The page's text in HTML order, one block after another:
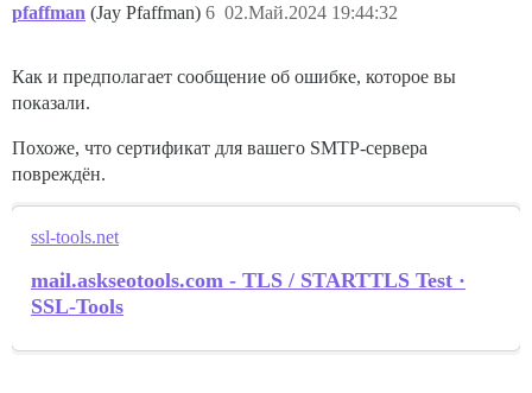
pfaffman (Jay Pfaffman) 02.Май.2024 19:44:32
6
Как и предполагает сообщение об ошибке, которое вы
показали.
Похоже, что сертификат для вашего SMTP-сервера
повреждён.
ssl-tools.net
mail.askseotools.com - TLS / STARTTLS Test ·
SSL-Tools